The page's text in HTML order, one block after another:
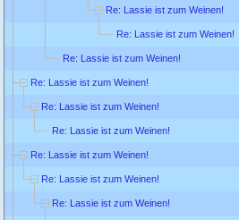
Re: Lassie ist zum Weinen!
Re: Lassie ist zum Weinen!
Re: Lassie ist zum Weinen!
Re: Lassie ist zum Weinen!
Re: Lassie ist zum Weinen!
Re: Lassie ist zum Weinen!
Re: Lassie ist zum Weinen!
Re: Lassie ist zum Weinen!
Re: Lassie ist zum Weinen!